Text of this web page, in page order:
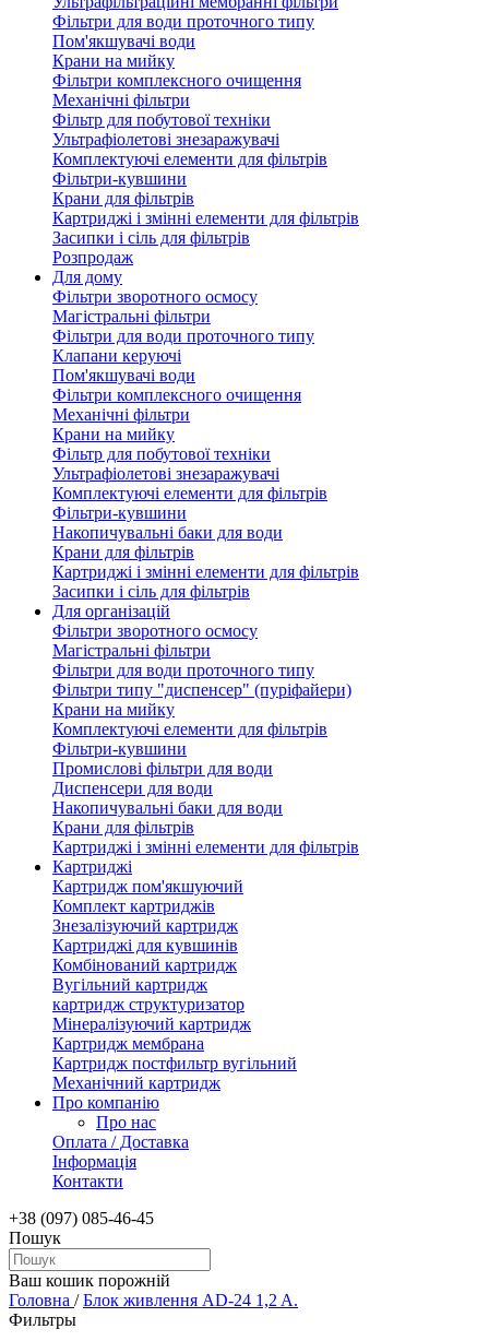
Фільтри для води проточного типу
Пом'якшувачі води
Крани на мийку
Фільтри комплексного очищення
Механічні фільтри
Фільтр для побутової техніки
Ультрафіолетові знезаражувачі
Комплектуючі елементи для фільтрів
Фільтри-кувшини
Крани для фільтрів
Картриджі і змінні елементи для фільтрів
Засипки і сіль для фільтрів
Розпродаж
Для дому
Фільтри зворотного осмосу
Магістральні фільтри
Фільтри для води проточного типу
Клапани керуючі
Пом'якшувачі води
Фільтри комплексного очищення
Механічні фільтри
Крани на мийку
Фільтр для побутової техніки
Ультрафіолетові знезаражувачі
Комплектуючі елементи для фільтрів
Фільтри-кувшини
Накопичувальні баки для води
Крани для фільтрів
Картриджі і змінні елементи для фільтрів
Засипки і сіль для фільтрів
Для організацій
Фільтри зворотного осмосу
Магістральні фільтри
Фільтри для води проточного типу
Фільтри типу "диспенсер" (пуріфайери)
Крани на мийку
Комплектуючі елементи для фільтрів
Фільтри-кувшини
Промислові фільтри для води
Диспенсери для води
Накопичувальні баки для води
Крани для фільтрів
Картриджі і змінні елементи для фільтрів
Картриджі
Картридж пом'якшуючий
Комплект картриджів
Знезалізуючий картридж
Картриджі для кувшинів
Комбінований картридж
Вугільний картридж
картридж структуризатор
Мінералізуючий картридж
Картридж мембрана
Картридж постфильтр вугільний
Механічний картридж
Про компанію
Про нас
Оплата / Доставка
Інформація
Контакти
+38 (097) 085-46-45
Пошук
Ваш кошик порожній
Головна /Блок живлення AD-24 1,2 A.
Фильтры